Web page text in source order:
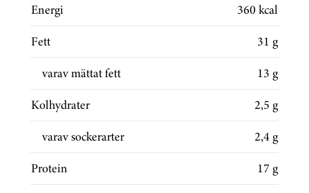
Energi
360 kcal
Fett
31 g
varav mättat fett
13 g
Kolhydrater
2,5 g
varav sockerarter
2,4 g
Protein
17 g